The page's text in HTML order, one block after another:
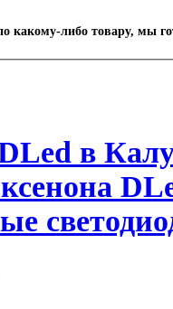
какому-либо товару, мы
в